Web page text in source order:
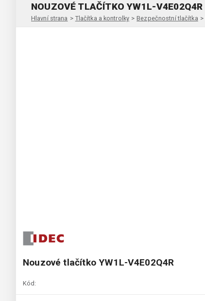
NOUZOVÉ TLAČÍTKO YW1L-V4E02Q4R
Hlavní strana > Tlačítka a kontrolky > Bezpečnostní tlačítka >
Nouzové tlačítko YW1L-V4E02Q4R
Kód: